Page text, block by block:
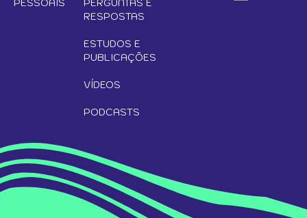
PESSOAIS
PERGUNTAS E
RESPOSTAS
ESTUDOS E
PUBLICAÇÕES
VÍDEOS
PODCASTS